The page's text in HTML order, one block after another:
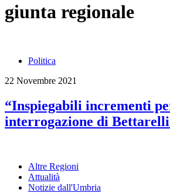
giunta regionale
Politica
22 Novembre 2021
“Inspiegabili incrementi
interrogazione di
Altre Regioni
Attualità
Notizie dall'Umbria